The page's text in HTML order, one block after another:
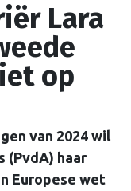
Lara
op
van 2024 wil
(PvdA) haar
Europese wet